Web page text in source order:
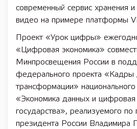
современный сервис хранения и
видео на примере платформы
Проект «Урок цифры»
«Цифровая экономика»
Минпросвещения России в
федерального проекта «Кадры
трансформации» национального
«Экономика данных и
государства», реализуемого по
президента России Владимира